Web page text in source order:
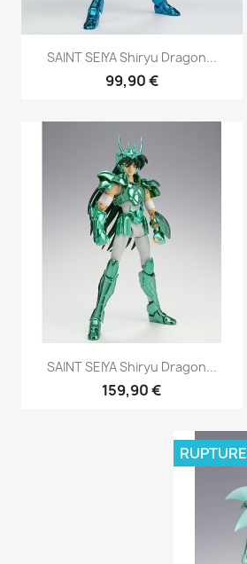
Aperçu rapide
SAINT SEIYA Shiryu Dragon...
99,90 €
Aperçu rapide
SAINT SEIYA Shiryu Dragon...
159,90 €